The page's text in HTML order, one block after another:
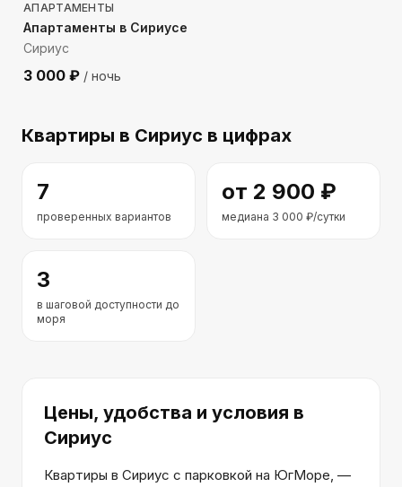
АПАРТАМЕНТЫ
Апартаменты в Сириусе
Сириус
3 000 ₽ / ночь
Квартиры в Сириус в цифрах
7
проверенных вариантов
от 2 900 ₽
медиана 3 000 ₽/сутки
3
в шаговой доступности до
моря
Цены, удобства и условия в
Сириус
Квартиры в Сириус с парковкой на ЮгМоре, —